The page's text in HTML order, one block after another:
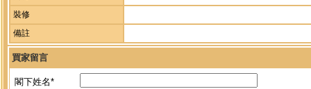
裝修
備註
買家留言
閣下姓名*